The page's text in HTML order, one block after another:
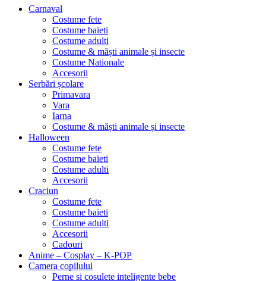
Carnaval
Costume fete
Costume baieti
Costume adulti
Costume & măști animale și insecte
Costume Nationale
Accesorii
Serbări școlare
Primavara
Vara
Iarna
Costume & măști animale și insecte
Halloween
Costume fete
Costume baieti
Costume adulti
Accesorii
Craciun
Costume fete
Costume baieti
Costume adulti
Accesorii
Cadouri
Anime – Cosplay – K‑POP
Camera copilului
Perne si cosulete inteligente bebe